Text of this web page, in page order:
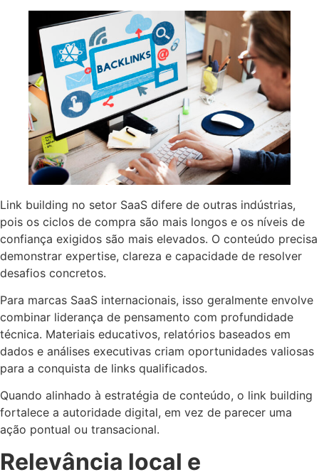
Link building no setor SaaS difere de outras indústrias,
pois os ciclos de compra são mais longos e os níveis de
confiança exigidos são mais elevados. O conteúdo precisa
demonstrar expertise, clareza e capacidade de resolver
desafios concretos.
Para marcas SaaS internacionais, isso geralmente envolve
combinar liderança de pensamento com profundidade
técnica. Materiais educativos, relatórios baseados em
dados e análises executivas criam oportunidades valiosas
para a conquista de links qualificados.
Quando alinhado à estratégia de conteúdo, o link building
fortalece a autoridade digital, em vez de parecer uma
ação pontual ou transacional.
Relevância local e